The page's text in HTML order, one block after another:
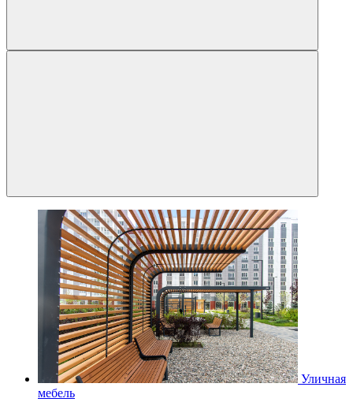
Уличная
мебель